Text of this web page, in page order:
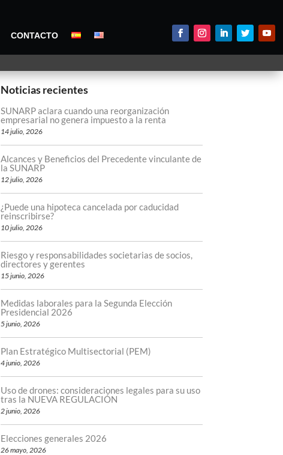
CONTACTO
Noticias recientes
SUNARP aclara cuando una reorganización
empresarial no genera impuesto a la renta
14 julio, 2026
Alcances y Beneficios del Precedente vinculante de
la SUNARP
12 julio, 2026
¿Puede una hipoteca cancelada por caducidad
reinscribirse?
10 julio, 2026
Riesgo y responsabilidades societarias de socios,
directores y gerentes
15 junio, 2026
Medidas laborales para la Segunda Elección
Presidencial 2026
5 junio, 2026
Plan Estratégico Multisectorial (PEM)
4 junio, 2026
Uso de drones: consideraciones legales para su uso
tras la NUEVA REGULACIÓN
2 junio, 2026
Elecciones generales 2026
26 mayo, 2026